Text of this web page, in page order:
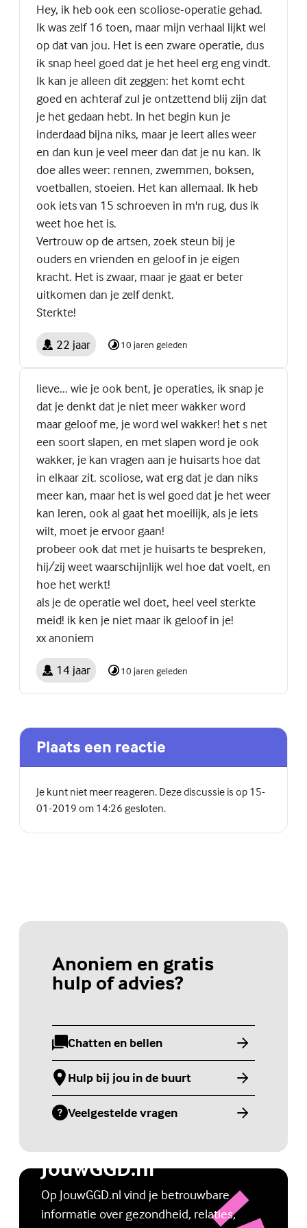
Hey, ik heb ook een scoliose-operatie gehad.
Ik was zelf 16 toen, maar mijn verhaal lijkt wel
op dat van jou. Het is een zware operatie, dus
ik snap heel goed dat je het heel erg eng vindt.
Ik kan je alleen dit zeggen: het komt echt
goed en achteraf zul je ontzettend blij zijn dat
je het gedaan hebt. In het begin kun je
inderdaad bijna niks, maar je leert alles weer
en dan kun je veel meer dan dat je nu kan. Ik
doe alles weer: rennen, zwemmen, boksen,
voetballen, stoeien. Het kan allemaal. Ik heb
ook iets van 15 schroeven in m'n rug, dus ik
weet hoe het is.
Vertrouw op de artsen, zoek steun bij je
ouders en vrienden en geloof in je eigen
kracht. Het is zwaar, maar je gaat er beter
uitkomen dan je zelf denkt.
Sterkte!
22 jaar 10 jaren geleden
lieve... wie je ook bent, je operaties, ik snap je
dat je denkt dat je niet meer wakker word
maar geloof me, je word wel wakker! het s net
een soort slapen, en met slapen word je ook
wakker, je kan vragen aan je huisarts hoe dat
in elkaar zit. scoliose, wat erg dat je dan niks
meer kan, maar het is wel goed dat je het weer
kan leren, ook al gaat het moeilijk, als je iets
wilt, moet je ervoor gaan!
probeer ook dat met je huisarts te bespreken,
hij/zij weet waarschijnlijk wel hoe dat voelt, en
hoe het werkt!
als je de operatie wel doet, heel veel sterkte
meid! ik ken je niet maar ik geloof in je!
xx anoniem
14 jaar 10 jaren geleden
Plaats een reactie
Je kunt niet meer reageren. Deze discussie is op 15-
01-2019 om 14:26 gesloten.
Anoniem en gratis
hulp of advies?
Chatten en bellen
(Externe link)
Hulp bij jou in de buurt
(Externe link)
Veelgestelde vragen
(Externe link)
Jongerenwebsite
JouwGGD.nl
Op JouwGGD.nl vind je betrouwbare
informatie over gezondheid, relaties,